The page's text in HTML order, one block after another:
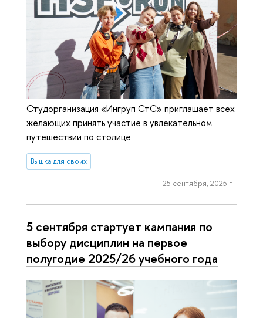
Студорганизация «Ингруп СтС» приглашает всех
желающих принять участие в увлекательном
путешествии по столице
Вышка для своих
25 сентября, 2025 г.
5 сентября стартует кампания по
выбору дисциплин на первое
полугодие 2025/26 учебного года